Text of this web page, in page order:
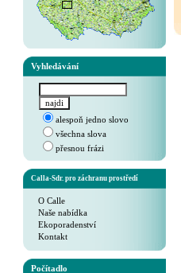
Vyhledávání
alespoň jedno slovo
všechna slova
přesnou frázi
Calla-Sdr. pro záchranu prostředí
O Calle
Naše nabídka
Ekoporadenství
Kontakt
Počítadlo